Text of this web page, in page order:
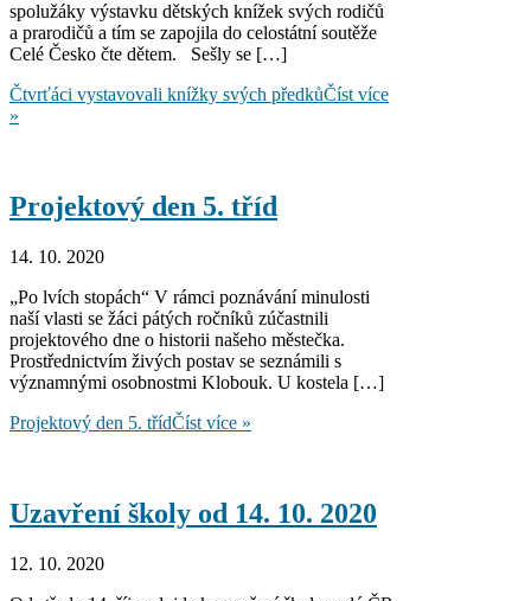
spolužáky výstavku dětských knížek svých rodičů
a prarodičů a tím se zapojila do celostátní soutěže
Celé Česko čte dětem. Sešly se […]
Čtvrťáci vystavovali knížky svých předkůČíst více
»
Projektový den 5. tříd
14. 10. 2020
„Po lvích stopách“ V rámci poznávání minulosti
naší vlasti se žáci pátých ročníků zúčastnili
projektového dne o historii našeho městečka.
Prostřednictvím živých postav se seznámili s
významnými osobnostmi Klobouk. U kostela […]
Projektový den 5. třídČíst více »
Uzavření školy od 14. 10. 2020
12. 10. 2020